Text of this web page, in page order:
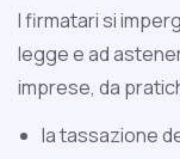
I firmatari si
legge e ad
imprese, da
la tassazione